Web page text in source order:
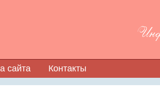
сайта Контакты